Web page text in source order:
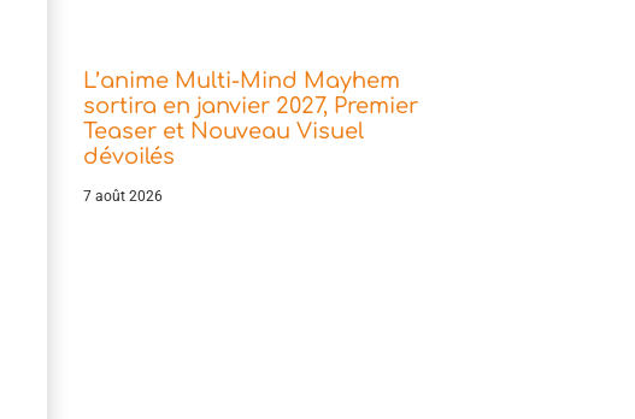
L’anime Multi-Mind Mayhem
sortira en janvier 2027, Premier
Teaser et Nouveau Visuel
dévoilés
7 août 2026